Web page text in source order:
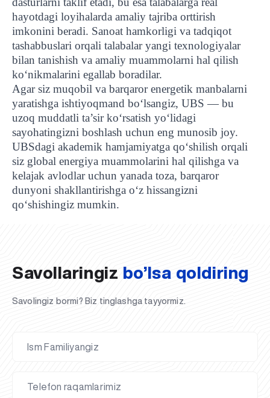
hayotdagi loyihalarda amaliy tajriba orttirish
imkonini beradi. Sanoat hamkorligi va tadqiqot
tashabbuslari orqali talabalar yangi texnologiyalar
bilan tanishish va amaliy muammolarni hal qilish
ko‘nikmalarini egallab boradilar.
Agar siz muqobil va barqarorenergetik manbalarni
yaratishga ishtiyoqmand bo‘lsangiz, UBS — bu
uzoq muddatli ta’sir ko‘rsatish yo‘lidagi
sayohatingizni boshlash uchun eng munosib joy.
UBSdagi akademik hamjamiyatga qo‘shilish orqali
siz global energiya muammolarini hal qilishga va
kelajak avlodlar uchun yanada toza, barqaror
dunyoni shakllantirishga o‘z hissangizni
qo‘shishingiz mumkin.
UBS professori "Yangi O‘zbekiston yosh olimlari"
qatoridan joy oldi!
Sevimli "UBS xabarnomasi" gazetamizning yangi soni
nashrdan chiqdi!
UBS faoliyati tahlili va istiqboldagi rejalar
UBS oʻqituvchilari Qirgʻizistonda malaka oshirdi
G‘alaba sari olg‘a, O‘zbekiston!
TAYINLOV
UBS OAVda
UBS va bitiruvchi talabalar viloyat hokimligi tomonidan
taqdirlandi
Til oʻrganishda Ovropacha aytganda "level up" qilishni
xohlaysizmi?
Inson kapitaliga yo‘naltirilgan investitsiya — Yangi
O‘zbekiston taraqqiyotining eng muhim tayanchi
Savollaringiz bo’lsa qoldiring
Savolingiz bormi? Biz tinglashga tayyormiz.